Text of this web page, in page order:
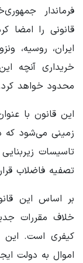
فرماندار
قانونی را امضا
ایران، روسیه،
خریداری آنچه
محدود خواهد
تاسیسات
تصفیه فاضلاب
بر اساس این
خلاف مقررات
کیفری است. این
اموال به دولت